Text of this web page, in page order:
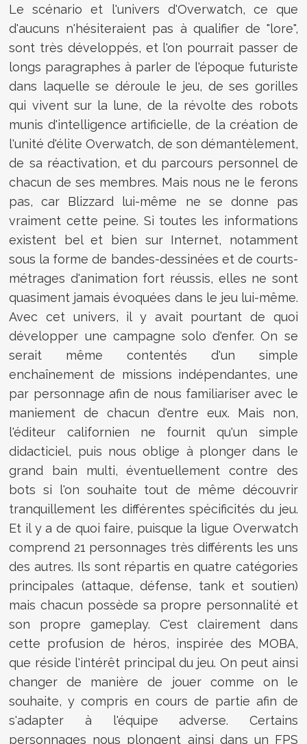
Le scénario et l'univers d'Overwatch, ce que
d'aucuns n'hésiteraient pas à qualifier de "lore",
sont très développés, et l'on pourrait passer de
longs paragraphes à parler de l'époque futuriste
dans laquelle se déroule le jeu, de ses gorilles
qui vivent sur la lune, de la révolte des robots
munis d'intelligence artificielle, de la création de
l'unité d'élite Overwatch, de son démantèlement,
de sa réactivation, et du parcours personnel de
chacun de ses membres. Mais nous ne le ferons
pas, car Blizzard lui-même ne se donne pas
vraiment cette peine. Si toutes les informations
existent bel et bien sur Internet, notamment
sous la forme de bandes-dessinées et de courts-
métrages d'animation fort réussis, elles ne sont
quasiment jamais évoquées dans le jeu lui-même.
Avec cet univers, il y avait pourtant de quoi
développer une campagne solo d'enfer. On se
serait même contentés d'un simple
enchaînement de missions indépendantes, une
par personnage afin de nous familiariser avec le
maniement de chacun d'entre eux. Mais non,
l'éditeur californien ne fournit qu'un simple
didacticiel, puis nous oblige à plonger dans le
grand bain multi, éventuellement contre des
bots si l'on souhaite tout de même découvrir
tranquillement les différentes spécificités du jeu.
Et il y a de quoi faire, puisque la ligue Overwatch
comprend 21 personnages très différents les uns
des autres. Ils sont répartis en quatre catégories
principales (attaque, défense, tank et soutien)
mais chacun possède sa propre personnalité et
son propre gameplay. C'est clairement dans
cette profusion de héros, inspirée des MOBA,
que réside l'intérêt principal du jeu. On peut ainsi
changer de manière de jouer comme on le
souhaite, y compris en cours de partie afin de
s'adapter à l'équipe adverse. Certains
personnages nous plongent ainsi dans un FPS